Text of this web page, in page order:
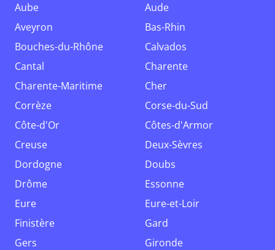
Aube
Aude
Aveyron
Bas-Rhin
Bouches-du-Rhône
Calvados
Cantal
Charente
Charente-Maritime
Cher
Corrèze
Corse-du-Sud
Côte-d'Or
Côtes-d'Armor
Creuse
Deux-Sèvres
Dordogne
Doubs
Drôme
Essonne
Eure
Eure-et-Loir
Finistère
Gard
Gers
Gironde